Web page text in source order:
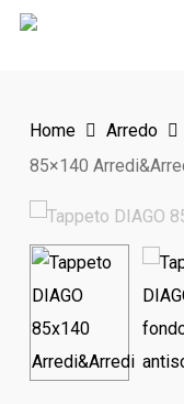
Skip
Home Arredo
85×140